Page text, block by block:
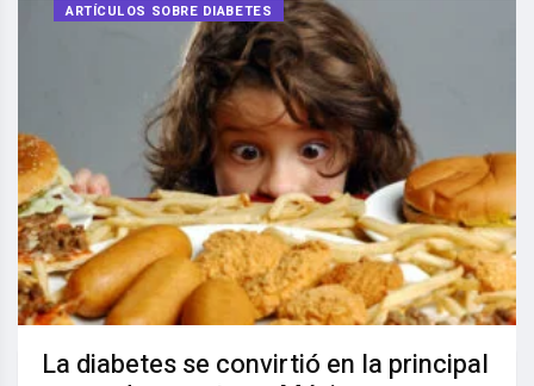
ARTÍCULOS SOBRE DIABETES
La diabetes se convirtió en la principal